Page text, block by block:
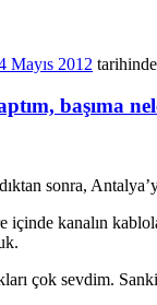
Mayıs 2012 tarihinde
başıma
sonra,
içinde kanalın
çok sevdim. Sanki